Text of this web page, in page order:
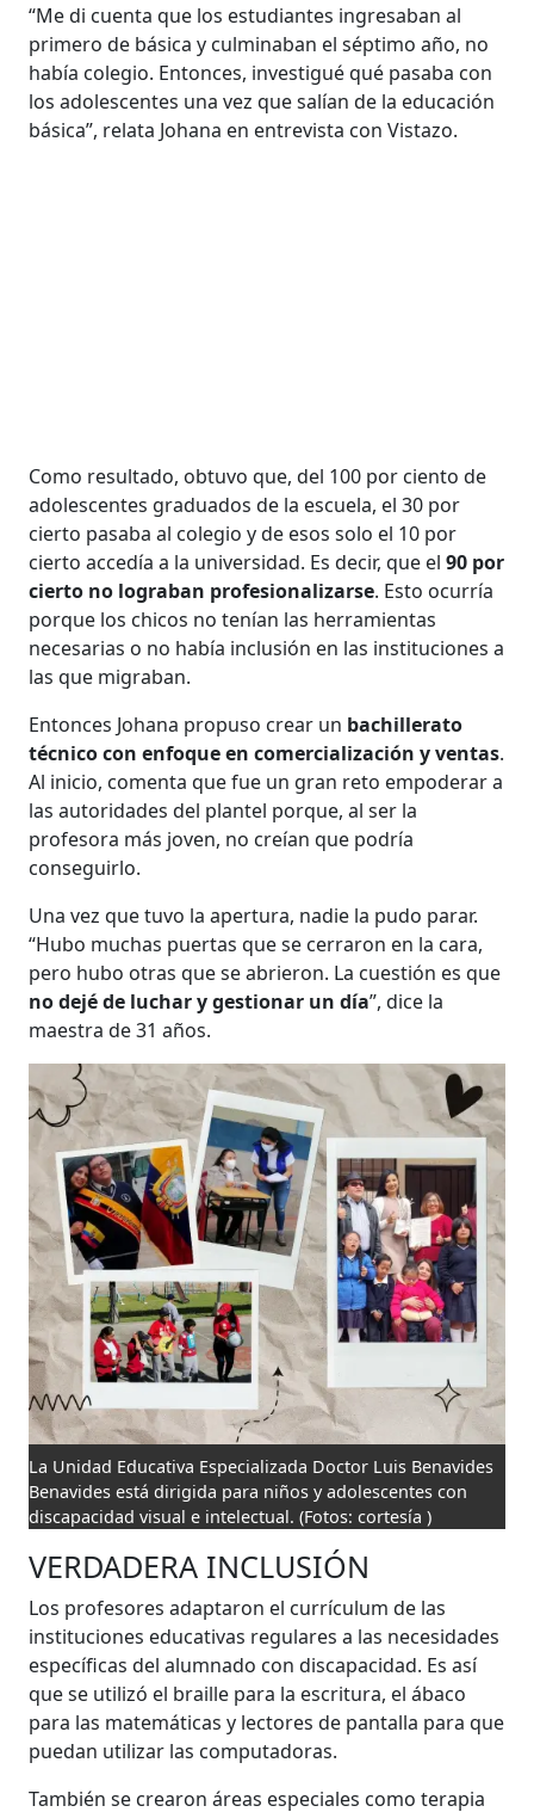
“Me di cuenta que los estudiantes ingresaban al
primero de básica y culminaban el séptimo año, no
había colegio. Entonces, investigué qué pasaba con
los adolescentes una vez que salían de la educación
básica”, relata Johana en entrevista con Vistazo.
Como resultado, obtuvo que, del 100 por ciento de
adolescentes graduados de la escuela, el 30 por
cierto pasaba al colegio y de esos solo el 10 por
cierto accedía a la universidad. Es decir, que el90 por
cierto no lograban profesionalizarse. Esto ocurría
porque los chicos no tenían las herramientas
necesarias o no había inclusión en las instituciones a
las que migraban.
Entonces Johana propuso crear un bachillerato
técnico con enfoque en comercialización y ventas.
Al inicio, comenta que fue un gran reto empoderar a
las autoridades del plantel porque, al ser la
profesora más joven, no creían que podría
conseguirlo.
Una vez que tuvo la apertura, nadie la pudo parar.
“Hubo muchas puertas que se cerraron en la cara,
pero hubo otras que se abrieron. La cuestión es que
no dejé de luchar y gestionar un día”, dice la
maestra de 31 años.
La Unidad Educativa Especializada Doctor Luis Benavides
Benavides está dirigida para niños y adolescentes con
discapacidad visual e intelectual.(Fotos: cortesía )
VERDADERA INCLUSIÓN
Los profesores adaptaron el currículum de las
instituciones educativas regulares a las necesidades
específicas del alumnado con discapacidad. Es así
que se utilizó el braille para la escritura, el ábaco
para las matemáticas y lectores de pantalla para que
puedan utilizar las computadoras.
También se crearon áreas especiales como terapia